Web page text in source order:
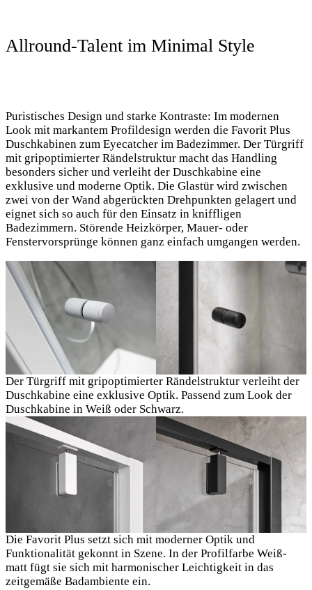
Allround-Talent im Minimal Style
Puristisches Design und starke Kontraste: Im modernen
Look mit markantem Profildesign werden die Favorit Plus
Duschkabinen zum Eyecatcher im Badezimmer. Der Türgriff
mit gripoptimierter Rändelstruktur macht das Handling
besonders sicher und verleiht der Duschkabine eine
exklusive und moderne Optik. Die Glastür wird zwischen
zwei von der Wand abgerückten Drehpunkten gelagert und
eignet sich so auch für den Einsatz in kniffligen
Badezimmern. Störende Heizkörper, Mauer- oder
Fenstervorsprünge können ganz einfach umgangen werden.
Der Türgriff mit gripoptimierter Rändelstruktur verleiht der
Duschkabine eine exklusive Optik. Passend zum Look der
Duschkabine in Weiß oder Schwarz.
Die Favorit Plus setzt sich mit moderner Optik und
Funktionalität gekonnt in Szene. In der Profilfarbe Weiß-
matt fügt sie sich mit harmonischer Leichtigkeit in das
zeitgemäße Badambiente ein.